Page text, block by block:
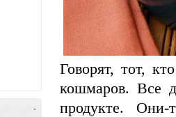
-
Говорят, тот,
кошмаров. Все
продукте.